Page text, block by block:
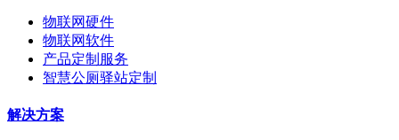
物联网硬件
物联网软件
产品定制服务
智慧公厕驿站定制
解决方案